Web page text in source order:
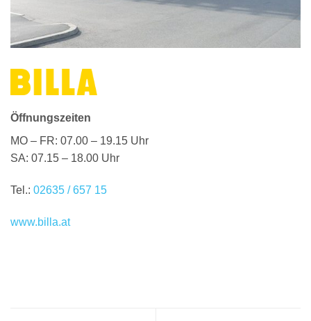
Öffnungszeiten
MO – FR: 07.00 – 19.15 Uhr
SA: 07.15 – 18.00 Uhr
Tel.: 02635 / 657 15
www.billa.at